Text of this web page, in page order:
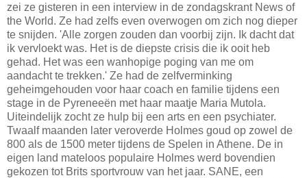
zei ze gisteren in een interview in de zondagskrant News of
the World. Ze had zelfs even overwogen om zich nog dieper
te snijden. 'Alle zorgen zouden dan voorbij zijn. Ik dacht dat
ik vervloekt was. Het is de diepste crisis die ik ooit heb
gehad. Het was een wanhopige poging van me om
aandacht te trekken.' Ze had de zelfverminking
geheimgehouden voor haar coach en familie tijdens een
stage in de Pyreneeën met haar maatje Maria Mutola.
Uiteindelijk zocht ze hulp bij een arts en een psychiater.
Twaalf maanden later veroverde Holmes goud op zowel de
800 als de 1500 meter tijdens de Spelen in Athene. De in
eigen land mateloos populaire Holmes werd bovendien
gekozen tot Brits sportvrouw van het jaar. SANE, een